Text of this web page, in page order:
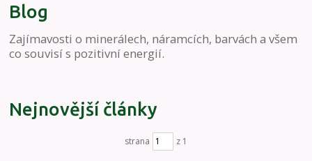
Blog
Zajímavosti o minerálech, náramcích, barvách a všem
co souvisí s pozitivní energií.
Nejnovější články
strana z 1